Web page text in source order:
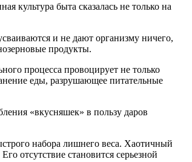
культура быта сказалась не только на
и не дают организму ничего,
продукты.
процесса провоцирует не только
еды, разрушающее питательные
«вкусняшек» в пользу даров
набора лишнего веса. Хаотичный
отсутствие становится серьезной